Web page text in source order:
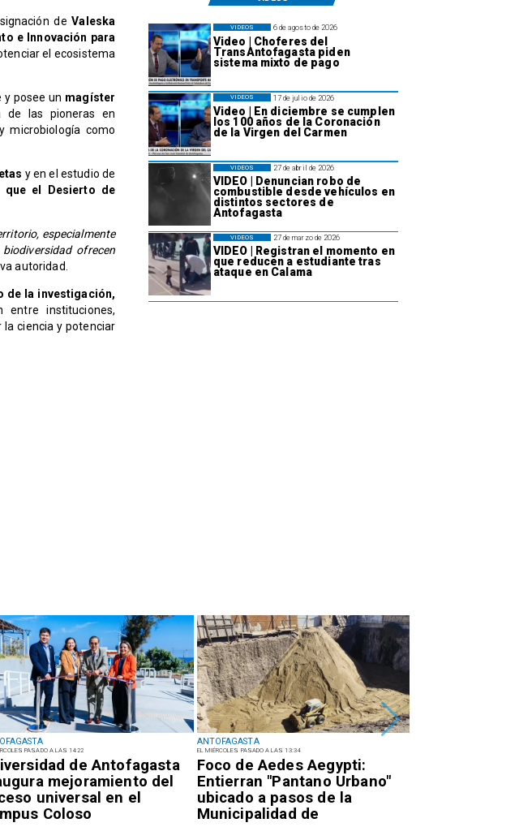
deValeska
e Innovación para
el ecosistema
y posee un magíster
de las pioneras en
microbiología como
y en el estudio de
que el Desierto de
especialmente
ofrecen
autoridad.
de la investigación,
entre instituciones,
la ciencia y potenciar
6 de agosto de 2026
Video | Choferes del
TransAntofagasta piden
sistema mixto de pago
VIDEOS
17 de julio de 2026
Video | En diciembre se cumplen
los 100 años de la Coronación
de la Virgen del Carmen
VIDEOS
27 de abril de 2026
VIDEO | Denuncian robo de
combustible desde vehículos en
distintos sectores de
Antofagasta
VIDEOS
27 de marzo de 2026
VIDEO | Registran el momento en
que reducen a estudiante tras
ataque en Calama
VIDEOS
PASADO A LAS 14:22
de Antofagasta
mejoramiento del
universal en el
Coloso
ANTOFAGASTA
EL MIÉRCOLES PASADO A LAS 13:34
Foco de Aedes Aegypti:
Entierran "Pantano Urbano"
ubicado a pasos de la
Municipalidad de